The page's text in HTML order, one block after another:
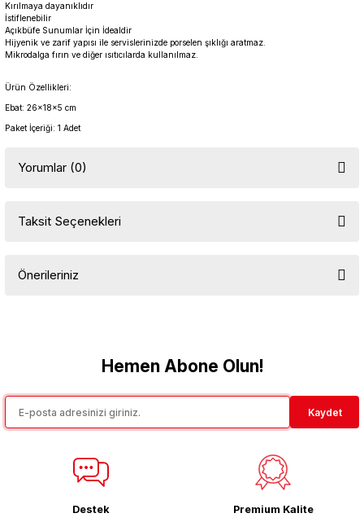
Kırılmaya dayanıklıdır
İstiflenebilir
Açıkbüfe Sunumlar İçin İdealdir
Hijyenik ve zarif yapısı ile servislerinizde porselen şıklığı aratmaz.
Mikrodalga fırın ve diğer ısıtıcılarda kullanılmaz.
Ürün Özellikleri:
Ebat: 26x18x5 cm
Paket İçeriği: 1 Adet
Yorumlar (0)
Taksit Seçenekleri
Önerileriniz
Görüş ve önerileriniz için teşekkür ederiz.
Ürün resmi kalitesiz, bozuk veya görüntülenemiyor.
Ürün fiyatı diğer sitelerden daha pahalı.
Hemen Abone Olun!
Kaydet
Destek
Premium Kalite